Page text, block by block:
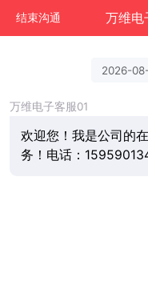
结束沟通 万维电
2026-
万维电子客服01
欢迎您！我是公司的
务！电话：